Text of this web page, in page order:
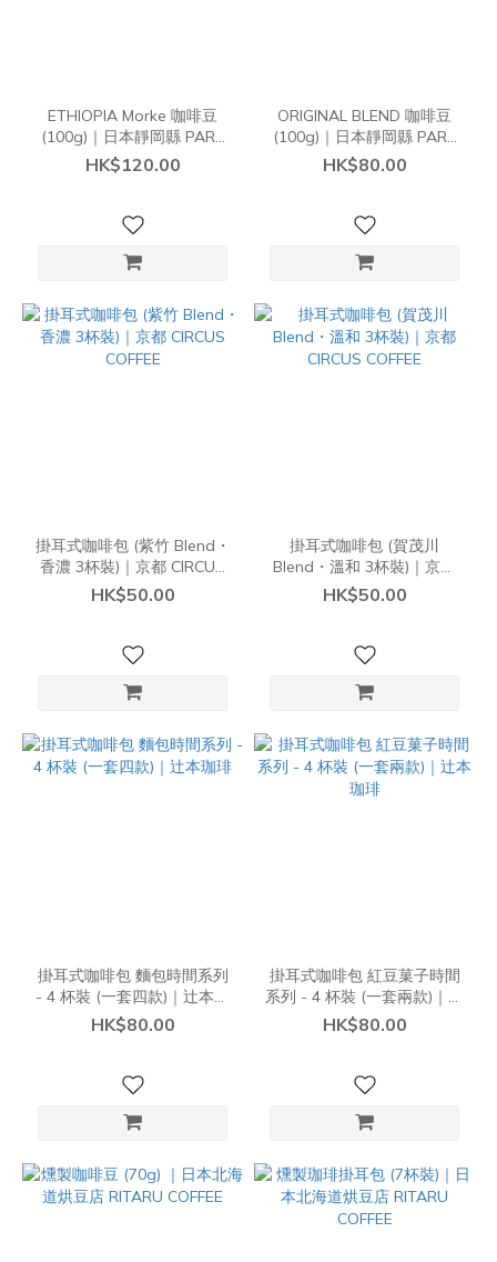
ETHIOPIA Morke 咖啡豆
(100g)｜日本靜岡縣 PART
COFFEE
HK$120.00
ORIGINAL BLEND 咖啡豆
(100g)｜日本靜岡縣 PART
COFFEE
HK$80.00
掛耳式咖啡包 (紫竹 Blend・
香濃 3杯裝)｜京都 CIRCUS
COFFEE
HK$50.00
掛耳式咖啡包 (賀茂川
Blend・溫和 3杯裝)｜京都
CIRCUS COFFEE
HK$50.00
掛耳式咖啡包 麵包時間系列
- 4 杯裝 (一套四款)｜辻本珈
琲
HK$80.00
掛耳式咖啡包 紅豆菓子時間
系列 - 4 杯裝 (一套兩款)｜辻
本珈琲
HK$80.00